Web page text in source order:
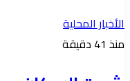
الأخبار المحلية
منذ 41 دقيقة